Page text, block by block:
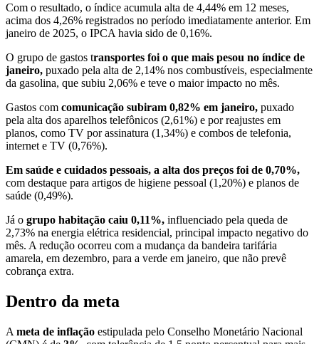
Com o resultado, o índice acumula alta de 4,44% em 12 meses,
acima dos 4,26% registrados no período imediatamente anterior. Em
janeiro de 2025, o IPCA havia sido de 0,16%.
O grupo de gastos transportes foi o que mais pesou no índice de
janeiro, puxado pela alta de 2,14% nos combustíveis, especialmente
da gasolina, que subiu 2,06% e teve o maior impacto no mês.
Gastos com comunicação subiram 0,82% em janeiro, puxado
pela alta dos aparelhos telefônicos (2,61%) e por reajustes em
planos, como TV por assinatura (1,34%) e combos de telefonia,
internet e TV (0,76%).
Em saúde e cuidados pessoais, a alta dos preços foi de 0,70%,
com destaque para artigos de higiene pessoal (1,20%) e planos de
saúde (0,49%).
Já o grupo habitação caiu 0,11%, influenciado pela queda de
2,73% na energia elétrica residencial, principal impacto negativo do
mês. A redução ocorreu com a mudança da bandeira tarifária
amarela, em dezembro, para a verde em janeiro, que não prevê
cobrança extra.
Dentro da meta
A meta de inflação estipulada pelo Conselho Monetário Nacional